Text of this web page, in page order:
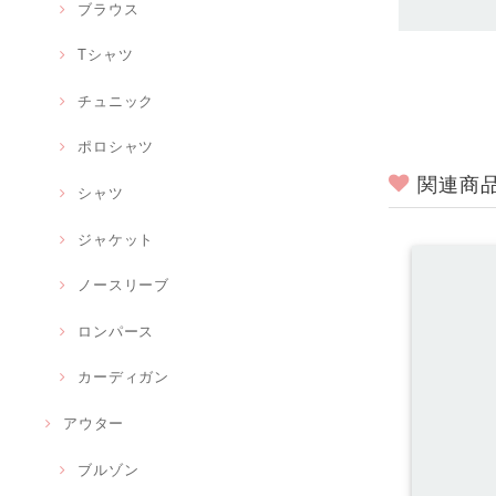
ブラウス
Tシャツ
チュニック
ポロシャツ
シャツ
ジャケット
ノースリーブ
ロンパース
カーディガン
アウター
ブルゾン
関連商